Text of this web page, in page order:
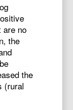
are no
the
the
(rural